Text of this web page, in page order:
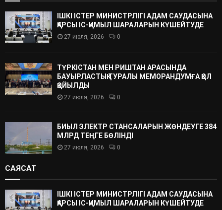
ІШКІ ІСТЕР МИНИСТРЛІГІ АДАМ САУДАСЫНА
ҚАРСЫ ІС-ҚИМЫЛ ШАРАЛАРЫН КҮШЕЙТУДЕ
27 июля, 2026 0
ТҮРКІСТАН МЕН РИШТАН АРАСЫНДА
БАУЫРЛАСТЫҚ ТУРАЛЫ МЕМОРАНДУМҒА ҚОЛ
ҚОЙЫЛДЫ
27 июля, 2026 0
БИЫЛ ЭЛЕКТР СТАНСАЛАРЫН ЖӨНДЕУГЕ 384
МЛРД ТЕҢГЕ БӨЛІНДІ
27 июля, 2026 0
САЯСАТ
ІШКІ ІСТЕР МИНИСТРЛІГІ АДАМ САУДАСЫНА
ҚАРСЫ ІС-ҚИМЫЛ ШАРАЛАРЫН КҮШЕЙТУДЕ